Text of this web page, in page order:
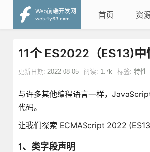
Web前端开发网
web.fly63.com
首页 资
11个 ES2022（ES13)
更新日期: 2022-08-05 阅读: 1.7k 标签: 特性
与许多其他编程语言一样，
代码。
让我们探索 ECMAScript 2022
1、类字段声明